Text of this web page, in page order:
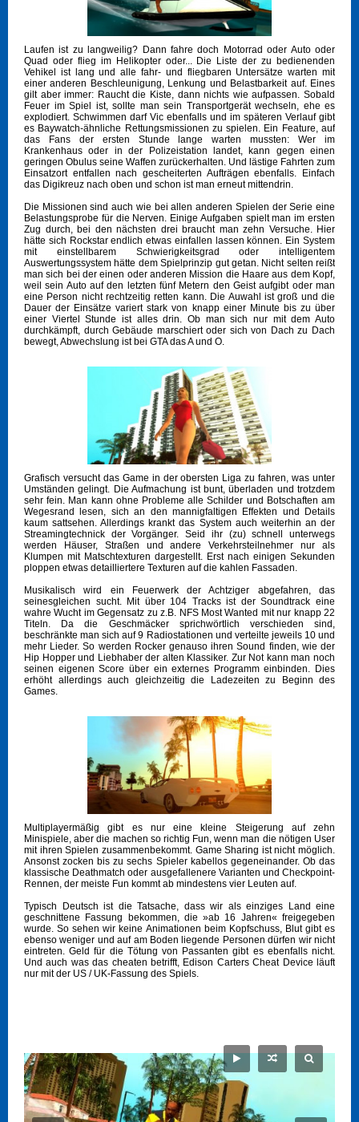
Laufen ist zu langweilig? Dann fahre doch Motorrad oder Auto oder
Quad oder flieg im Helikopter oder... Die Liste der zu bedienenden
Vehikel ist lang und alle fahr- und fliegbaren Untersätze warten mit
einer anderen Beschleunigung, Lenkung und Belastbarkeit auf. Eines
gilt aber immer: Raucht die Kiste, dann nichts wie aufpassen. Sobald
Feuer im Spiel ist, sollte man sein Transportgerät wechseln, ehe es
explodiert. Schwimmen darf Vic ebenfalls und im späteren Verlauf gibt
es Baywatch-ähnliche Rettungsmissionen zu spielen. Ein Feature, auf
das Fans der ersten Stunde lange warten mussten: Wer im
Krankenhaus oder in der Polizeistation landet, kann gegen einen
geringen Obulus seine Waffen zurückerhalten. Und lästige Fahrten zum
Einsatzort entfallen nach gescheiterten Aufträgen ebenfalls. Einfach
das Digikreuz nach oben und schon ist man erneut mittendrin.
Die Missionen sind auch wie bei allen anderen Spielen der Serie eine
Belastungsprobe für die Nerven. Einige Aufgaben spielt man im ersten
Zug durch, bei den nächsten drei braucht man zehn Versuche. Hier
hätte sich Rockstar endlich etwas einfallen lassen können. Ein System
mit einstellbarem Schwierigkeitsgrad oder intelligentem
Auswertungssystem hätte dem Spielprinzip gut getan. Nicht selten reißt
man sich bei der einen oder anderen Mission die Haare aus dem Kopf,
weil sein Auto auf den letzten fünf Metern den Geist aufgibt oder man
eine Person nicht rechtzeitig retten kann. Die Auwahl ist groß und die
Dauer der Einsätze variert stark von knapp einer Minute bis zu über
einer Viertel Stunde ist alles drin. Ob man sich nur mit dem Auto
durchkämpft, durch Gebäude marschiert oder sich von Dach zu Dach
bewegt, Abwechslung ist bei GTA das A und O.
Grafisch versucht das Game in der obersten Liga zu fahren, was unter
Umständen gelingt. Die Aufmachung ist bunt, überladen und trotzdem
sehr fein. Man kann ohne Probleme alle Schilder und Botschaften am
Wegesrand lesen, sich an den mannigfaltigen Effekten und Details
kaum sattsehen. Allerdings krankt das System auch weiterhin an der
Streamingtechnick der Vorgänger. Seid ihr (zu) schnell unterwegs
werden Häuser, Straßen und andere Verkehrsteilnehmer nur als
Klumpen mit Matschtexturen dargestellt. Erst nach einigen Sekunden
ploppen etwas detailliertere Texturen auf die kahlen Fassaden.
Musikalisch wird ein Feuerwerk der Achtziger abgefahren, das
seinesgleichen sucht. Mit über 104 Tracks ist der Soundtrack eine
wahre Wucht im Gegensatz zu z.B. NFS Most Wanted mit nur knapp 22
Titeln. Da die Geschmäcker sprichwörtlich verschieden sind,
beschränkte man sich auf 9 Radiostationen und verteilte jeweils 10 und
mehr Lieder. So werden Rocker genauso ihren Sound finden, wie der
Hip Hopper und Liebhaber der alten Klassiker. Zur Not kann man noch
seinen eigenen Score über ein externes Programm einbinden. Dies
erhöht allerdings auch gleichzeitig die Ladezeiten zu Beginn des
Games.
Multiplayermäßig gibt es nur eine kleine Steigerung auf zehn
Minispiele, aber die machen so richtig Fun, wenn man die nötigen User
mit ihren Spielen zusammenbekommt. Game Sharing ist nicht möglich.
Ansonst zocken bis zu sechs Spieler kabellos gegeneinander. Ob das
klassische Deathmatch oder ausgefallenere Varianten und Checkpoint-
Rennen, der meiste Fun kommt ab mindestens vier Leuten auf.
Typisch Deutsch ist die Tatsache, dass wir als einziges Land eine
geschnittene Fassung bekommen, die »ab 16 Jahren« freigegeben
wurde. So sehen wir keine Animationen beim Kopfschuss, Blut gibt es
ebenso weniger und auf am Boden liegende Personen dürfen wir nicht
eintreten. Geld für die Tötung von Passanten gibt es ebenfalls nicht.
Und auch was das cheaten betrifft, Edison Carters Cheat Device läuft
nur mit der US / UK-Fassung des Spiels.